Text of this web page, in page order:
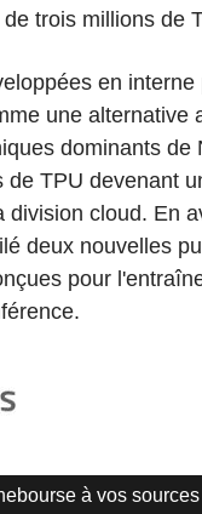
trois millions de
en
une alternative
dominants de
de TPU devenant
division cloud. En
deux nouvelles
pour
à vos sources